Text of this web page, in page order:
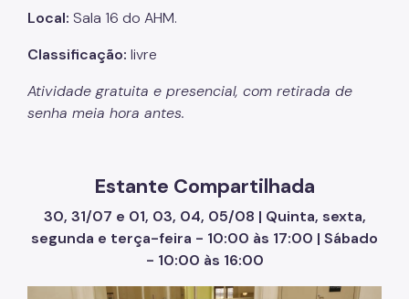
Local: Sala 16 do AHM.
Classificação: livre
Atividade gratuita e presencial, com retirada de
senha meia hora antes.
Estante Compartilhada
30, 31/07 e 01, 03, 04, 05/08 | Quinta, sexta,
segunda e terça-feira - 10:00 às 17:00 | Sábado
- 10:00 às 16:00